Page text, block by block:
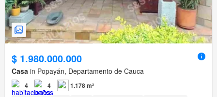
$ 1.980.000.000
Casa in Popayán, Departamento de Cauca
4 4 1.178 m²